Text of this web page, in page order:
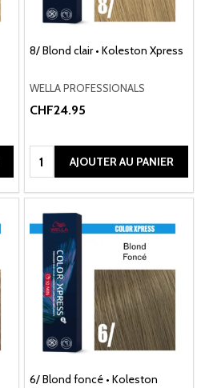
8/ Blond clair • Koleston Xpress
WELLA PROFESSIONALS
CHF24.95
Quantité:AJOUTER AU PANIER
6/ Blond foncé • Koleston